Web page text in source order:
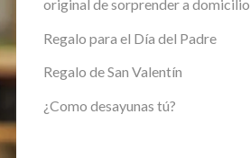
original de sorprender a domicilio
Regalo para el Día del Padre
Regalo de San Valentín
¿Como desayunas tú?